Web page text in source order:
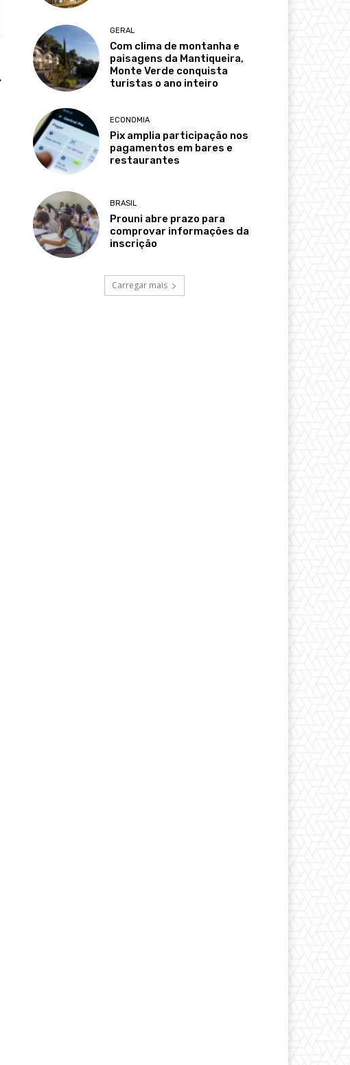
GERAL
Com clima de montanha e
paisagens da Mantiqueira,
Monte Verde conquista
turistas o ano inteiro
ECONOMIA
Pix amplia participação nos
pagamentos em bares e
restaurantes
BRASIL
Prouni abre prazo para
comprovar informações da
inscrição
Carregar mais